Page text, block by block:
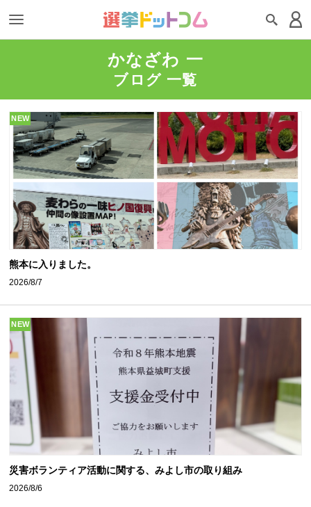
かなざわ 一
ブログ 一覧
NEW
熊本に入りました。
2026/8/7
NEW
災害ボランティア活動に関する、みよし市の取り組み
2026/8/6